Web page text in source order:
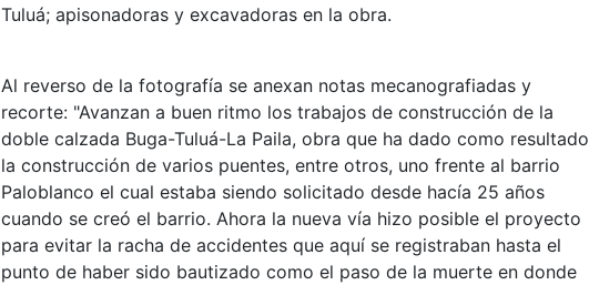
Tuluá; apisonadoras y excavadoras en la obra.
Al reverso de la fotografía se anexan notas mecanografiadas y
recorte: "Avanzan a buen ritmo los trabajos de construcción de la
doble calzada Buga-Tuluá-La Paila, obra que ha dado como resultado
la construcción de varios puentes, entre otros, uno frente al barrio
Paloblanco el cual estaba siendo solicitado desde hacía 25 años
cuando se creó el barrio. Ahora la nueva vía hizo posible el proyecto
para evitar la racha de accidentes que aquí se registraban hasta el
punto de haber sido bautizado como el paso de la muerte en donde